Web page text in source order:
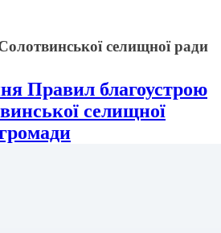
селищної ради
Правил благоустрою
селищної